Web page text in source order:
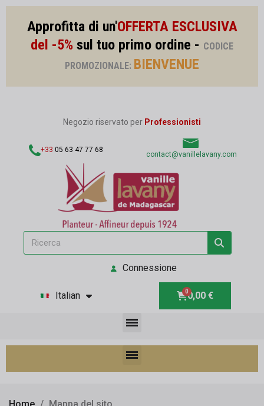
Approfitta di un'OFFERTA ESCLUSIVA
del -5% sul tuo primo ordine - CODICE
PROMOZIONALE: BIENVENUE
Negozio riservato per Professionisti
+33 05 63 47 77 68
contact@vanillelavany.com
Connessione
Italian 0,00 €